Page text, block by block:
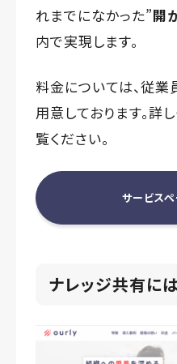
れまでになかった”開
内で実現します。
料金については、従
用意しております。詳
覧ください。
サービス
ナレッジ共有に